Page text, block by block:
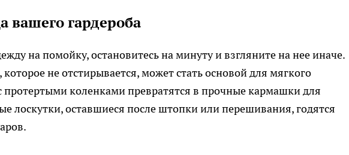
гардероба
на помойку, остановитесь на минуту и взгляните на нее иначе.
не отстирывается, может стать основой для мягкого
коленками превратятся в прочные кармашки для
лоскутки, оставшиеся после штопки или перешивания, годятся